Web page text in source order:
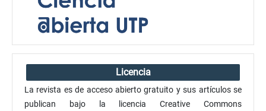
Licencia
La revista es de acceso abierto gratuito y sus artículos se
publican bajo la licencia Creative Commons